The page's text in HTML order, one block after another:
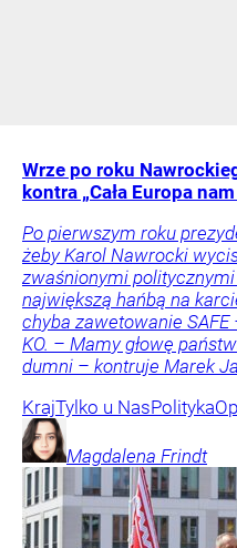
Wrze po roku
kontra „Cała Europa
Po pierwszym roku
żeby Karol Nawrocki
zwaśnionymi
największą hańbą na
chyba zawetowanie
KO. – Mamy głowę
dumni – kontruje Marek
KrajTylko u NasPolityka
Magdalena Frindt